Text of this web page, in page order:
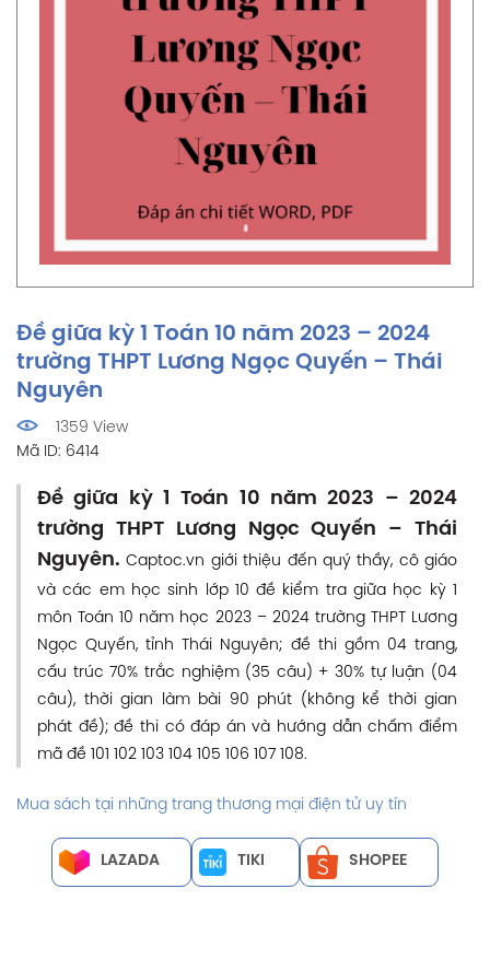
Đề giữa kỳ 1 Toán 10 năm 2023 – 2024
trường THPT Lương Ngọc Quyến – Thái
Nguyên
1359 View
Mã ID: 6414
Đề giữa kỳ 1 Toán 10 năm 2023 – 2024
trường THPT Lương Ngọc Quyến – Thái
Nguyên. Captoc.vn giới thiệu đến quý thầy, cô giáo
và các em học sinh lớp 10 đề kiểm tra giữa học kỳ 1
môn Toán 10 năm học 2023 – 2024 trường THPT Lương
Ngọc Quyến, tỉnh Thái Nguyên; đề thi gồm 04 trang,
cấu trúc 70% trắc nghiệm (35 câu) + 30% tự luận (04
câu), thời gian làm bài 90 phút (không kể thời gian
phát đề); đề thi có đáp án và hướng dẫn chấm điểm
mã đề 101 102 103 104 105 106 107 108.
Mua sách tại những trang thương mại điện tử uy tín
LAZADA TIKI SHOPEE